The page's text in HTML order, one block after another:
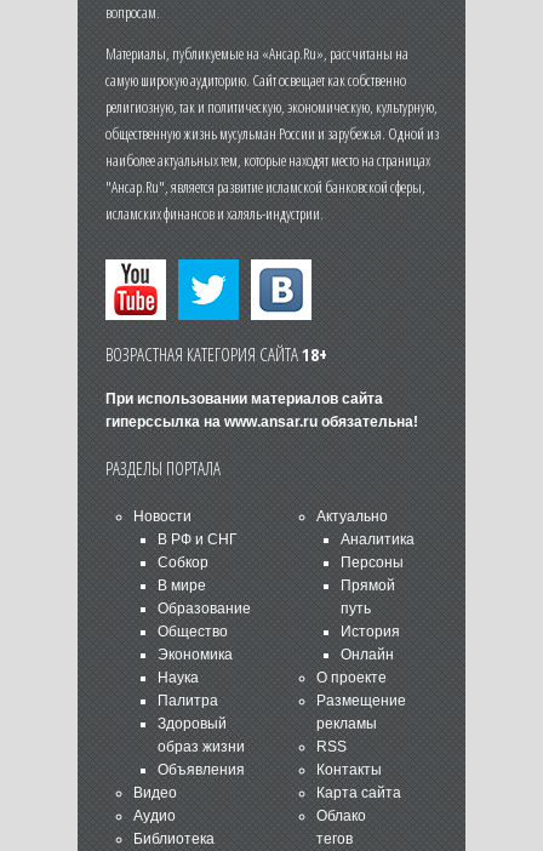
вопросам.
Материалы, публикуемые на «Ансар.Ru», рассчитаны на
самую широкую аудиторию. Сайт освещает как собственно
религиозную, так и политическую, экономическую, культурную,
общественную жизнь мусульман России и зарубежья. Одной из
наиболее актуальных тем, которые находят место на страницах
"Ансар.Ru", является развитие исламской банковской сферы,
исламских финансов и халяль-индустрии.
ВОЗРАСТНАЯ КАТЕГОРИЯ САЙТА18+
При использовании материалов сайта
гиперссылка на www.ansar.ruобязательна!
РАЗДЕЛЫ ПОРТАЛА
Новости
В РФ и СНГ
Собкор
В мире
Образование
Общество
Экономика
Наука
Палитра
Здоровый
образ жизни
Объявления
Видео
Аудио
Библиотека
Актуально
Аналитика
Персоны
Прямой
путь
История
Онлайн
О проекте
Размещение
рекламы
RSS
Контакты
Карта сайта
Облако
тегов